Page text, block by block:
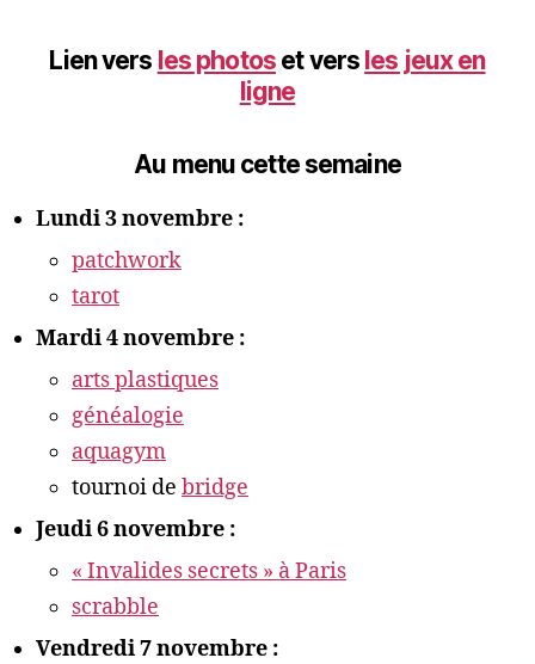
Lien vers les photos et vers les jeux en
ligne
Au menu cette semaine
Lundi 3 novembre :
patchwork
tarot
Mardi 4 novembre :
arts plastiques
généalogie
aquagym
tournoi de bridge
Jeudi 6 novembre :
« Invalides secrets » à Paris
scrabble
Vendredi 7 novembre :